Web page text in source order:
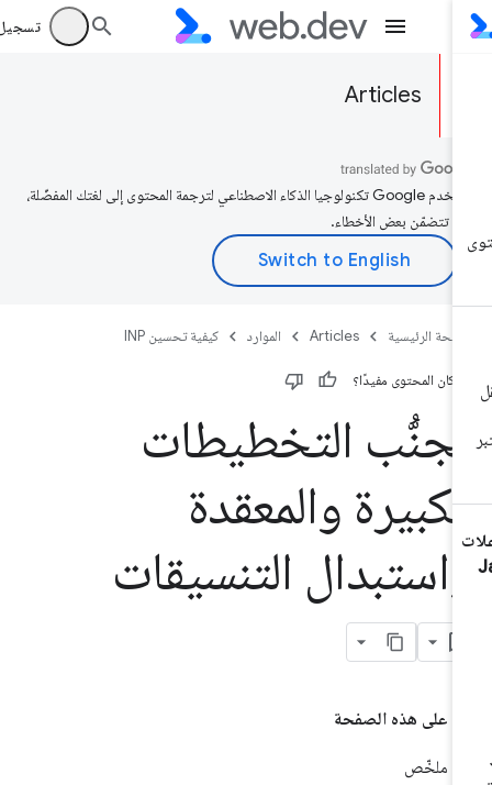
تسجيل
Articles
تستخدم Google تكنولوجيا الذكاء الاصطناعي لترجمة المحتوى إلى لغتك المفضّلة،
تتضمّن بعض الأخطاء.
الرئيسية Articles الموارد كيفية تحسين INP
كان المحتوى مفيدًا؟
التخطيطات
والمعقدة
التنسيقات
على هذه الصفحة
ملخّص